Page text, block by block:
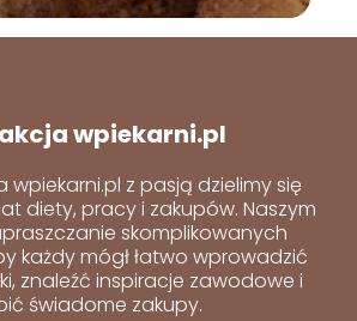
wpiekarni.pl
wpiekarni.pl z pasją dzielimy się
diety, pracy i zakupów. Naszym
skomplikowanych
każdy mógł łatwo wprowadzić
znaleźć inspiracje zawodowe i
świadome zakupy.